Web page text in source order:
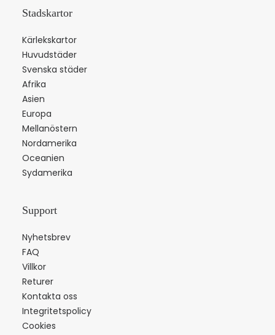
Stadskartor
Kärlekskartor
Huvudstäder
Svenska städer
Afrika
Asien
Europa
Mellanöstern
Nordamerika
Oceanien
Sydamerika
Support
Nyhetsbrev
FAQ
Villkor
Returer
Kontakta oss
Integritetspolicy
Cookies